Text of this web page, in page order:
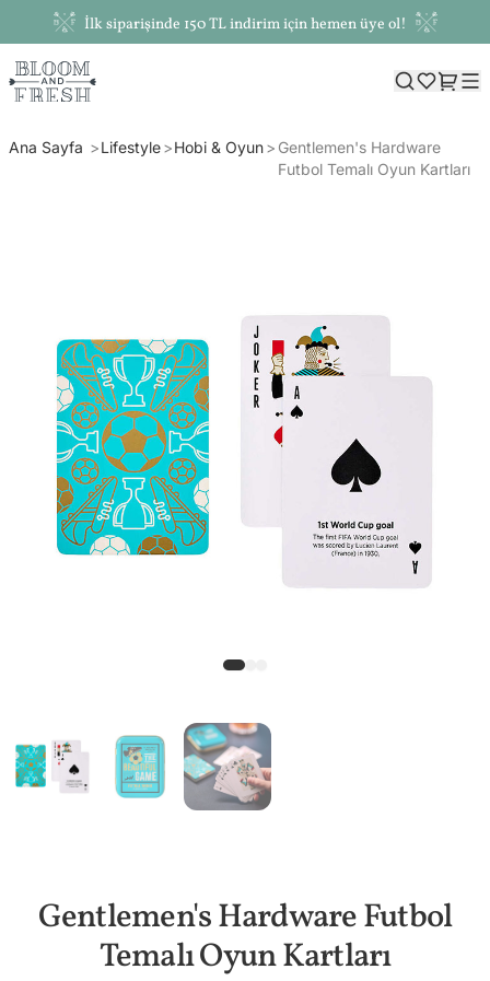
İlk siparişinde 150 TL indirim için hemen üye ol!
Ana Sayfa Lifestyle Hobi & Oyun
Gentlemen's Hardware
Futbol Temalı Oyun Kartları
Gentlemen's Hardware Futbol
Temalı Oyun Kartları